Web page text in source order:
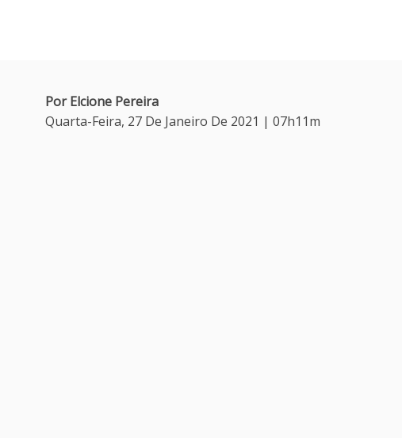
Por Elcione Pereira
Quarta-Feira, 27 De Janeiro De 2021 | 07h11m